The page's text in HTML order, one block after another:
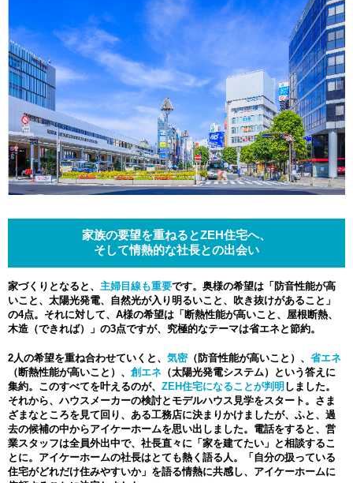
家族の要望を重ねるとZEH住宅へ、
そして情熱的な社長との出会い
家づくりとなると、 主婦目線も重要です。奥様の希望は「防音性能が高
いこと、太陽光発電、自然光が入り明るいこと、吹き抜けがあること」
の4点。それに対して、A様の希望は「断熱性能が高いこと、屋根断熱、
木造（できれば）」の3点ですが、究極的なテーマは省エネと節約。
2人の希望を重ね合わせていくと、 気密（防音性能が高いこと）、 省エネ
（断熱性能が高いこと）、 創エネ （太陽光発電システム）という答えに
集約。このすべてを叶えるのが、 ZEH住宅になることが判明 しました。
それから、ハウスメーカーの検討とモデルハウス見学をスタート。さま
ざまなところを見て回り、ある工務店に決まりかけましたが、ふと、過
去の候補の中からアイケーホームを思い出しました。電話をすると、営
業スタッフは全員外出中で、社長直々に「家を建てたい」と相談するこ
とに。アイケーホームの社長はとても熱く語る人。「自分の扱っている
住宅がどれだけ住みやすいか」を語る情熱に共感し、アイケーホームに